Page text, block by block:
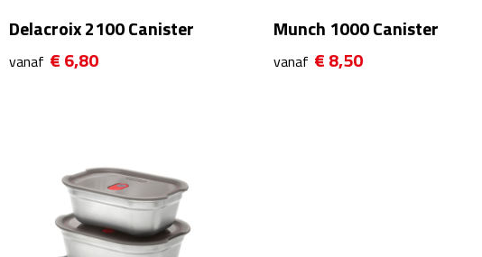
Delacroix 2100 Canister
vanaf € 6,80
Munch 1000 Canister
vanaf € 8,50